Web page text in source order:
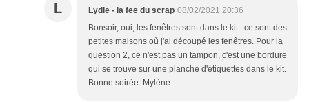
L Lydie - la fee du scrap 08/02/2021 20:36
Bonsoir, oui, les fenêtres sont dans le kit : ce sont des
petites maisons où j'ai découpé les fenêtres. Pour la
question 2, ce n'est pas un tampon, c'est une bordure
qui se trouve sur une planche d'étiquettes dans le kit.
Bonne soirée. Mylène